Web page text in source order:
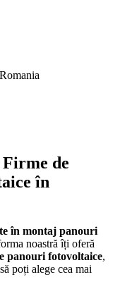
Firme de
în
în montaj panouri
noastră îți oferă
panouri fotovoltaice,
poți alege cea mai